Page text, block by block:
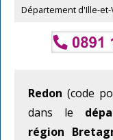
Département d'Ille-et-
Redon (code
dans le
région